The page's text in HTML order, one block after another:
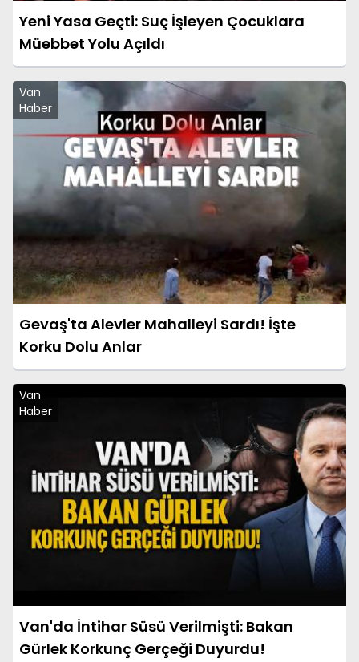
Yeni Yasa Geçti: Suç İşleyen Çocuklara
Müebbet Yolu Açıldı
Van
Haber
Gevaş'ta Alevler Mahalleyi Sardı! İşte
Korku Dolu Anlar
Van
Haber
Van'da İntihar Süsü Verilmişti: Bakan
Gürlek Korkunç Gerçeği Duyurdu!